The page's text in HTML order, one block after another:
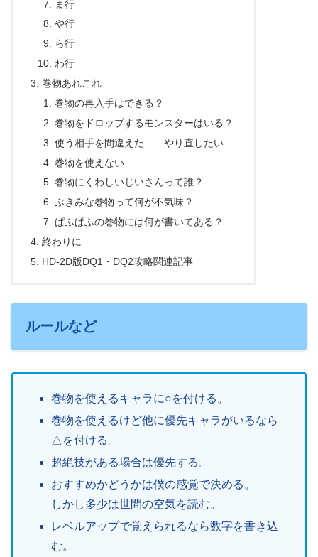
ま行
や行
ら行
わ行
巻物あれこれ
巻物の再入手はできる？
巻物をドロップするモンスターはいる？
使う相手を間違えた……やり直したい
巻物を使えない……
巻物にくわしいじいさんって誰？
ぶきみな巻物って何が不気味？
ぱふぱふの巻物には何が書いてある？
終わりに
HD-2D版DQ1・DQ2攻略関連記事
ルールなど
巻物を使えるキャラに○を付ける。
巻物を使えるけど他に優先キャラがいるなら
△を付ける。
超絶技がある場合は優先する。
おすすめかどうかは僕の感覚で決める。
しかし多少は世間の空気を読む。
レベルアップで覚えられるなら数字を書き込
む。